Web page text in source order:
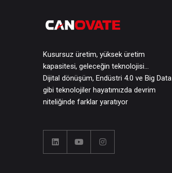
Kusursuz üretim, yüksek üretim
kapasitesi, geleceğin teknolojisi…
Dijital dönüşüm, Endüstri 4.0 ve Big Data
gibi teknolojiler hayatımızda devrim
niteliğinde farklar yaratıyor